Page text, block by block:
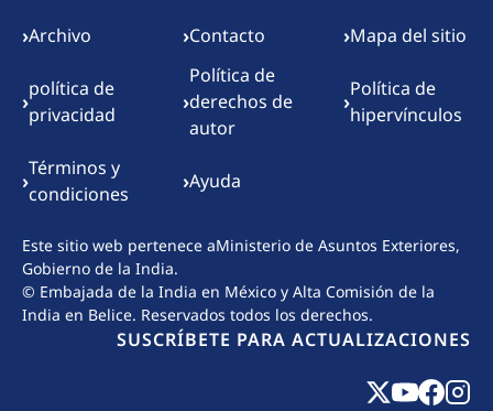
Footer menu
›Archivo ›Contacto ›Mapa del sitio
›política de
privacidad
›
Política de
derechos de
autor
›Política de
hipervínculos
›Términos y
condiciones
›Ayuda
Este sitio web pertenece aMinisterio de Asuntos Exteriores,
Gobierno de la India.
© Embajada de la India en México y Alta Comisión de la
India en Belice. Reservados todos los derechos.
SUSCRÍBETE PARA ACTUALIZACIONES